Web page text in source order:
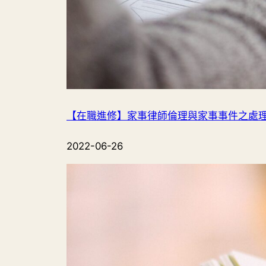
【在職進修】家事律師倫理與家事事件之處
2022-06-26